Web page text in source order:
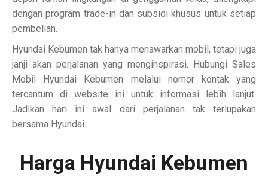
dengan program trade-in dan subsidi khusus untuk setiap
pembelian.
Hyundai Kebumen tak hanya menawarkan mobil, tetapi juga
janji akan perjalanan yang menginspirasi. Hubungi Sales
Mobil Hyundai Kebumen melalui nomor kontak yang
tercantum di website ini untuk informasi lebih lanjut.
Jadikan hari ini awal dari perjalanan tak terlupakan
bersama Hyundai.
Harga Hyundai Kebumen